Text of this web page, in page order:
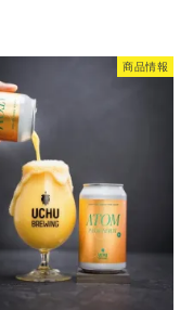
商品情報